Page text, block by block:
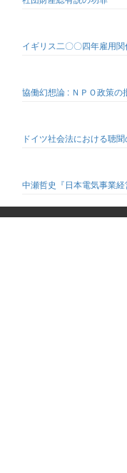
イギリス二〇〇四年雇用
協働幻想論 : ＮＰＯ政策の
ドイツ社会法における聴
中瀬哲史『日本電気事業